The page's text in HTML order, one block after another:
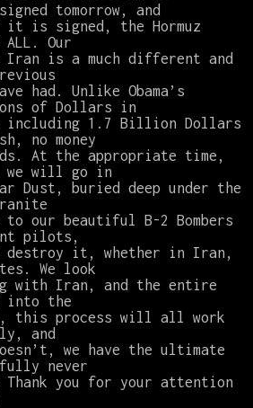
tomorrow, and
it is signed, the Hormuz
Our
is a much different and
had. Unlike Obama’s
of Dollars in
including 1.7 Billion Dollars
no money
At the appropriate time,
we will go in
Dust, buried deep under the
to our beautiful B-2 Bombers
pilots,
destroy it, whether in Iran,
We look
with Iran, and the entire
into the
this process will all work
and
we have the ultimate
never
Thank you for your attention